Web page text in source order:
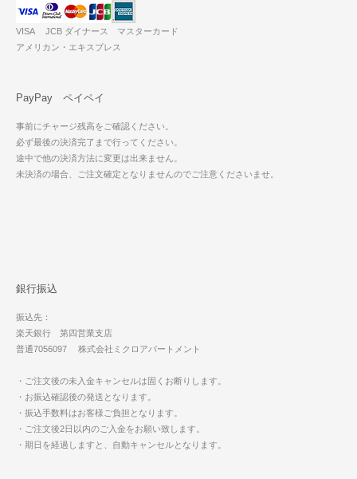
VISA JCB ダイナース マスターカード
アメリカン・エキスプレス
PayPay ペイペイ
事前にチャージ残高をご確認ください。
必ず最後の決済完了まで行ってください。
途中で他の決済方法に変更は出来ません。
未決済の場合、ご注文確定となりませんのでご注意くださいませ。
銀行振込
振込先：
楽天銀行 第四営業支店
普通7056097 株式会社ミクロアパートメント
・ご注文後の未入金キャンセルは固くお断りします。
・お振込確認後の発送となります。
・振込手数料はお客様ご負担となります。
・ご注文後2日以内のご入金をお願い致します。
・期日を経過しますと、自動キャンセルとなります。